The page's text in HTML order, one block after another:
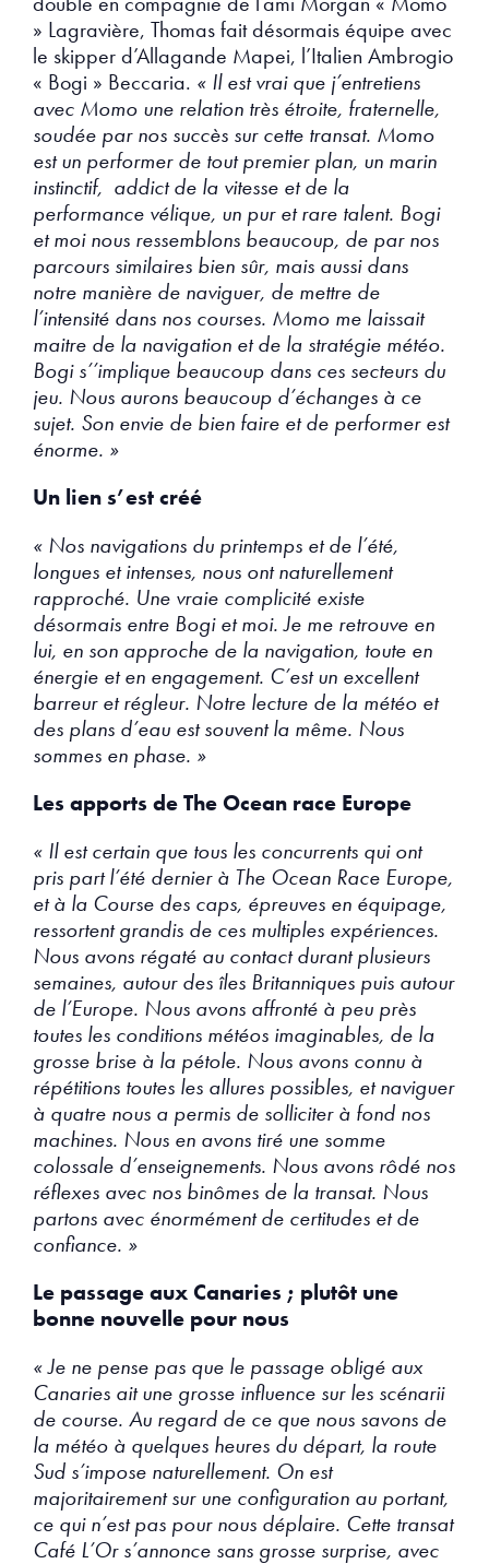
» Lagravière, Thomas fait désormais équipe avec
le skipper d’Allagande Mapei, l’Italien Ambrogio
« Bogi » Beccaria. « Il est vrai que j’entretiens
avec Momo une relation très étroite, fraternelle,
soudée par nos succès sur cette transat. Momo
est un performer de tout premier plan, un marin
instinctif, addict de la vitesse et de la
performance vélique, un pur et rare talent. Bogi
et moi nous ressemblons beaucoup, de par nos
parcours similaires bien sûr, mais aussi dans
notre manière de naviguer, de mettre de
l’intensité dans nos courses. Momo me laissait
maitre de la navigation et de la stratégie météo.
Bogi s’’implique beaucoup dans ces secteurs du
jeu. Nous aurons beaucoup d’échanges à ce
sujet. Son envie de bien faire et de performer est
énorme. »
Un lien s’est créé
« Nos navigations du printemps et de l’été,
longues et intenses, nous ont naturellement
rapproché. Une vraie complicité existe
désormais entre Bogi et moi. Je me retrouve en
lui, en son approche de la navigation, toute en
énergie et en engagement. C’est un excellent
barreur et régleur. Notre lecture de la météo et
des plans d’eau est souvent la même. Nous
sommes en phase. »
Les apports de The Ocean race Europe
« Il est certain que tous les concurrents qui ont
pris part l’été dernier à The Ocean Race Europe,
et à la Course des caps, épreuves en équipage,
ressortent grandis de ces multiples expériences.
Nous avons régaté au contact durant plusieurs
semaines, autour des îles Britanniques puis autour
de l’Europe. Nous avons affronté à peu près
toutes les conditions météos imaginables, de la
grosse brise à la pétole. Nous avons connu à
répétitions toutes les allures possibles, et naviguer
à quatre nous a permis de solliciter à fond nos
machines. Nous en avons tiré une somme
colossale d’enseignements. Nous avons rôdé nos
réflexes avec nos binômes de la transat. Nous
partons avec énormément de certitudes et de
confiance. »
Le passage aux Canaries ; plutôt une
bonne nouvelle pour nous
« Je ne pense pas que le passage obligé aux
Canaries ait une grosse influence sur les scénarii
de course. Au regard de ce que nous savons de
la météo à quelques heures du départ, la route
Sud s’impose naturellement. On est
majoritairement sur une configuration au portant,
ce qui n’est pas pour nous déplaire. Cette transat
Café L’Or s’annonce sans grosse surprise, avec